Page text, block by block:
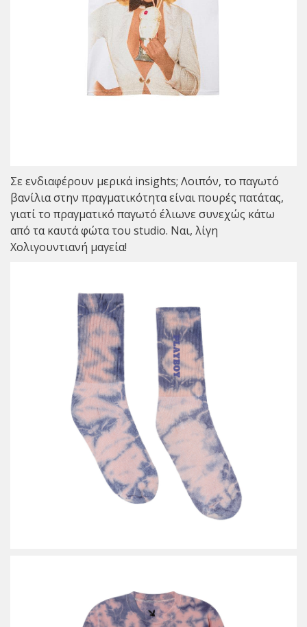
Σε ενδιαφέρουν μερικά insights; Λοιπόν, το παγωτό
βανίλια στην πραγματικότητα είναι πουρές πατάτας,
γιατί το πραγματικό παγωτό έλιωνε συνεχώς κάτω
από τα καυτά φώτα του studio. Ναι, λίγη
Χολιγουντιανή μαγεία!